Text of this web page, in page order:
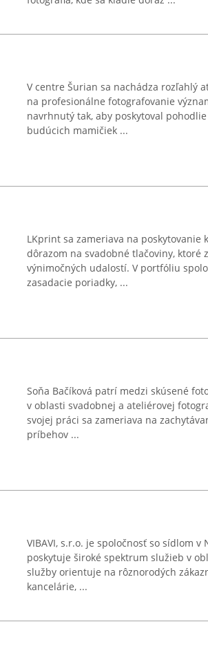
V centre Šurian sa nachádza rozľahlý
na profesionálne fotografovanie
navrhnutý tak, aby poskytoval
budúcich mamičiek ...
LKprint sa zameriava na poskytovanie
dôrazom na svadobné tlačoviny,
výnimočných udalostí. V portfóliu
zasadacie poriadky, ...
Soňa Bačíková patrí medzi skúsené
v oblasti svadobnej a ateliérovej
svojej práci sa zameriava na
príbehov ...
VIBAVI, s.r.o. je spoločnosť so sídlom
poskytuje široké spektrum služieb v
služby orientuje na rôznorodých
kancelárie, ...